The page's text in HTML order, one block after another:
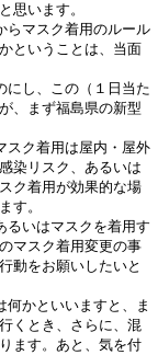
思います。
らマスク着用のルール
ということは、当面
にし、この（１日当た
、まず福島県の新型
スク着用は屋内・屋外
染リスク、あるいは
ク着用が効果的な場
す。
るいはマスクを着用す
マスク着用変更の事
動をお願いしたいと
かといいますと、ま
くとき、さらに、混
ます。あと、気を付